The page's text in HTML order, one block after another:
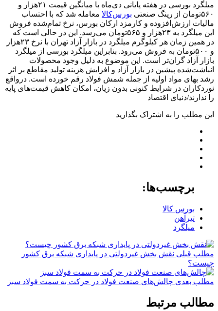
میلگرد بورسی در هفته پایانی دی‌ماه با میانگین قیمت ۲۱‌هزار و
۵۶۰تومان از رینگ صنعتی
بورس‌کالا معامله شد که با احتساب
مالیات ارزش‌افزوده و کارمزد ارکان بورس، نرخ تمام‌شده فروش
این میلگرد به ۲۳‌هزار و ۵۶۵تومان می‌‌‌رسد. این در حالی است که
در همین زمان هر کیلوگرم میلگرد در بازار آزاد تهران با نرخ ۲۳‌هزار
و ۵۰۰تومان به فروش می‌رود. بنابراین میلگرد بورسی از میلگرد
بازار آزاد گران‌تر است. این موضوع به دلیل وجود محصولات
انباشت‌شده پیشین در بازار آزاد و افزایش هزینه تولید مقاطع بر اثر
رشد بهای مواد اولیه از جمله شمش فولاد رقم خورده است. درواقع
نوردکاران در شرایط کنونی بدون زیان، امکان کاهش قیمت‌های پایه
را ندارند/دنیای اقتصاد
این مطلب را به اشتراک بگذارید
برچسب‌ها:
بورس کالا
تیرآهن
میلگرد
مطلب قبلی نقش‌ بخش غیردولتی در پایداری شبکه برق کشور
چیست؟
مطلب بعدی چالش‌های صنعت فولاد در حرکت به سمت فولاد سبز
مطالب مرتبط